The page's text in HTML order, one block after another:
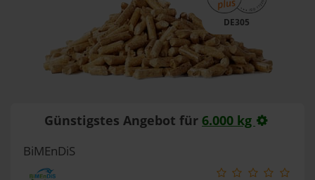
DE305
Günstigstes Angebot für 6.000 kg
BiMEnDiS